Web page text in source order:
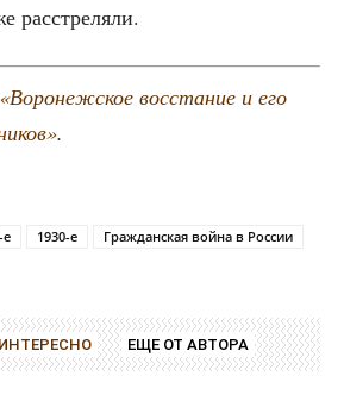
расстреляли.
«Воро­неж­ское вос­ста­ние и его
.
е 1930-е
Гражданская война в России
ЕЩЕ ОТ АВТОРА